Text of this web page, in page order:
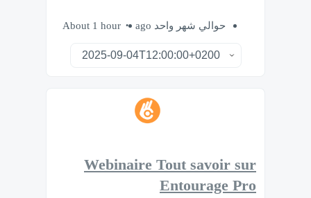
حوالي شهر واحد ago About 1 hour
Webinaire Tout savoir sur
Entourage Pro